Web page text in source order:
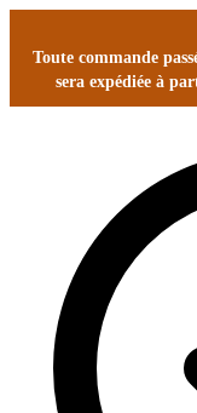
Toute commande
sera expédiée à